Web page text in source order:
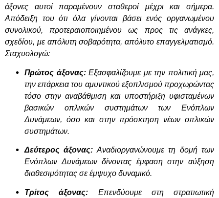
άξονες αυτοί παραμένουν σταθεροί μέχρι και σήμερα.
Απόδειξη του ότι όλα γίνονται βάσει ενός οργανωμένου
συνολικού, προτεραιοποιημένου ως προς τις ανάγκες,
σχεδίου, με απόλυτη σοβαρότητα, απόλυτο επαγγελματισμό.
Σταχυολογώ:
Πρώτος άξονας:Εξασφαλίζουμε με την πολιτική μας,
την επάρκεια του αμυντικού εξοπλισμού προχωρώντας
τόσο στην αναβάθμιση και υποστήριξη υφισταμένων
βασικών οπλικών συστημάτων των Ενόπλων
Δυνάμεων, όσο και στην πρόσκτηση νέων οπλικών
συστημάτων.
Δεύτερος άξονας: Αναδιοργανώνουμε τη δομή των
Ενόπλων Δυνάμεων δίνοντας έμφαση στην αύξηση
διαθεσιμότητας σε έμψυχο δυναμικό.
Τρίτος άξονας: Επενδύουμε στη στρατιωτική